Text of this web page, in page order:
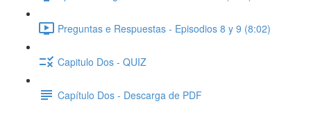
Preguntas e Respuestas - Episodios 8 y 9 (8:02)
Capitulo Dos - QUIZ
Capítulo Dos - Descarga de PDF